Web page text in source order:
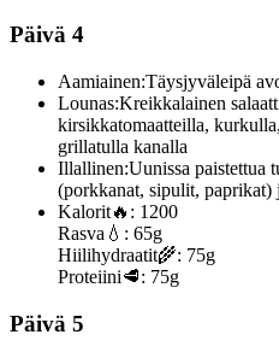
Päivä 4
Aamiainen:Täysjyväleipä
Lounas:Kreikkalainen
kirsikkatomaatteilla,
grillatulla kanalla
Illallinen:Uunissa paistettua
(porkkanat, sipulit, paprikat)
Kalorit🔥: 1200
Rasva 💧: 65g
Hiilihydraatit🌾: 75g
Proteiini🥩: 75g
Päivä 5